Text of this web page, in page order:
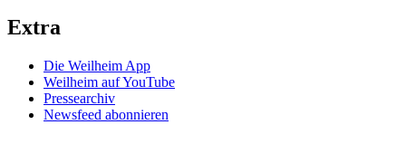
Extra
Die Weilheim App
Weilheim auf YouTube
Pressearchiv
Newsfeed abonnieren